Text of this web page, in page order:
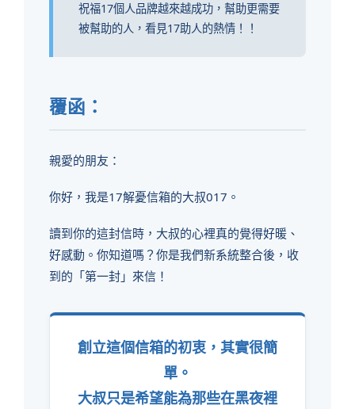
祝福17個人品牌越來越成功，幫助更需要
被幫助的人，看見17助人的熱情！！
覆函：
親愛的朋友：
你好，我是17解憂信箱的大叔017。
讀到你的這封信時，大叔的心裡真的覺得好暖、
好感動。你知道嗎？你是我們新系統整合後，收
到的「第一封」來信！
創立這個信箱的初衷，其實很簡
單。
大叔只是希望能為那些在黑夜裡